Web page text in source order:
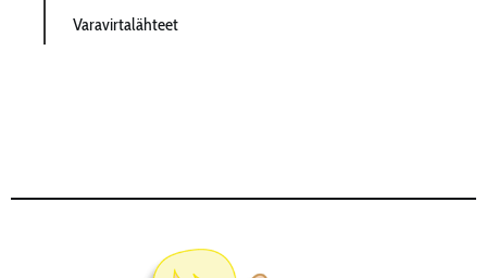
Varavirtalähteet